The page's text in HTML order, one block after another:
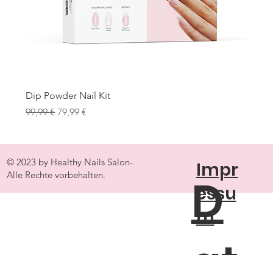
Dip Powder Nail Kit
Standardpreis
99,99 €Sale-Preis
79,99 €
© 2023 by Healthy Nails Salon-
Alle Rechte vorbehalten.
Impr
essu
m
D